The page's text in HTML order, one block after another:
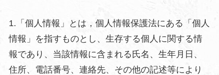
1.「個人情報」とは，個人情報保護法にある「個人
情報」を指すものとし、生存する個人に関する情
報であり、当該情報に含まれる氏名、生年月日、
住所、電話番号、連絡先、その他の記述等により